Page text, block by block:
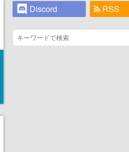
Discord
RSS